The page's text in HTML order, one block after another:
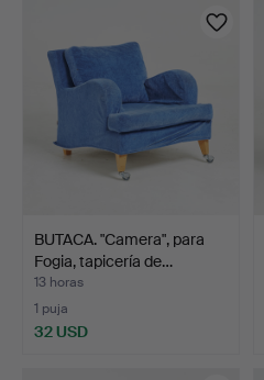
BUTACA. "Camera", para
Fogia, tapicería de…
13 horas
1 puja
32 USD